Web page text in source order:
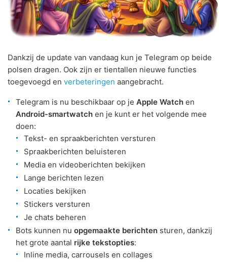
Dankzij de update van vandaag kun je Telegram op beide
polsen dragen. Ook zijn er tientallen nieuwe functies
toegevoegd en verbeteringen aangebracht.
Telegram is nu beschikbaar op je Apple Watch en
Android-smartwatch en je kunt er het volgende mee
doen:
Tekst- en spraakberichten versturen
Spraakberichten beluisteren
Media en videoberichten bekijken
Lange berichten lezen
Locaties bekijken
Stickers versturen
Je chats beheren
Bots kunnen nu opgemaakte berichten sturen, dankzij
het grote aantal rijke tekstopties:
Inline media, carrousels en collages